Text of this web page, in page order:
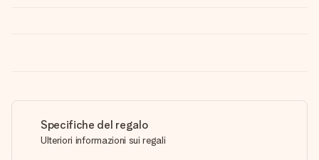
Specifiche del regalo
Ulteriori informazioni sui regali